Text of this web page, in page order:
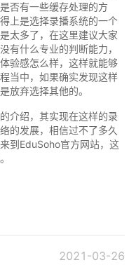
否有一些缓存处理的方
上是选择录播系统的一个
太多了，在这里建议大家
有什么专业的判断能力，
验感怎么样，这样就能够
当中，如果确实发现这样
放弃选择其他的。
介绍，其实现在这样的录
的发展，相信过不了多久
到EduSoho官方网站，这
2021-03-26